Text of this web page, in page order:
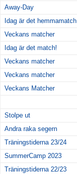
Away-Day
Idag är det hemmamatch
Veckans matcher
Idag är det match!
Veckans matcher
Veckans matcher
Veckans Matcher
Stolpe ut
Andra raka segern
Träningstiderna 23/24
SummerCamp 2023
Träningstiderna 22/23